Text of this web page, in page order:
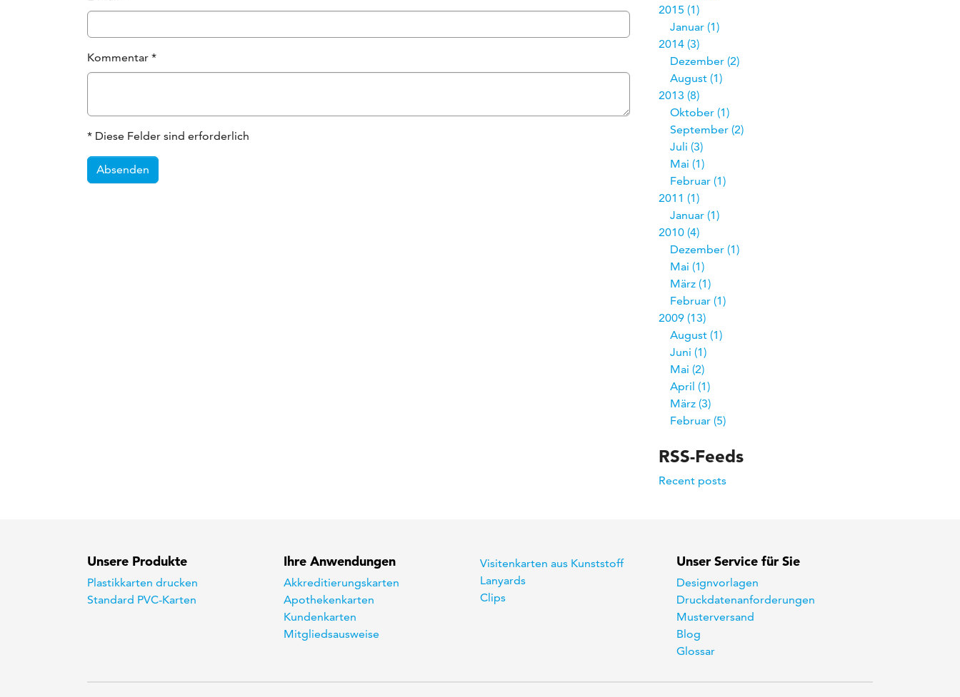
Kommentar *
* Diese Felder sind erforderlich
Absenden
2015 1
Januar 1
2014 3
Dezember 2
August 1
2013 8
Oktober 1
September 2
Juli 3
Mai 1
Februar 1
2011
1
Januar 1
2010 4
Dezember 1
Mai 1
März 1
Februar 1
2009 13
August 1
Juni 1
Mai 2
April 1
März 3
Februar 5
RSS-Feeds
Recent posts
Unsere Produkte
Plastikkarten drucken
Standard PVC-Karten
Ihre Anwendungen
Akkreditierungskarten
Apothekenkarten
Kundenkarten
Mitgliedsausweise
Visitenkarten aus Kunststoff
Lanyards
Clips
Unser Service für Sie
Designvorlagen
Druckdatenanforderungen
Musterversand
Blog
Glossar